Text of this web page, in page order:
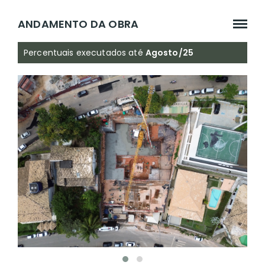
ANDAMENTO DA OBRA
Percentuais executados até Agosto/25
‹ ›